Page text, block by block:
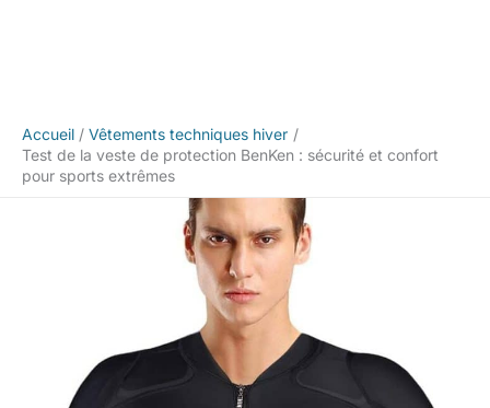
Accueil
Vêtements techniques hiver
Test de la veste de protection BenKen : sécurité et confort
pour sports extrêmes